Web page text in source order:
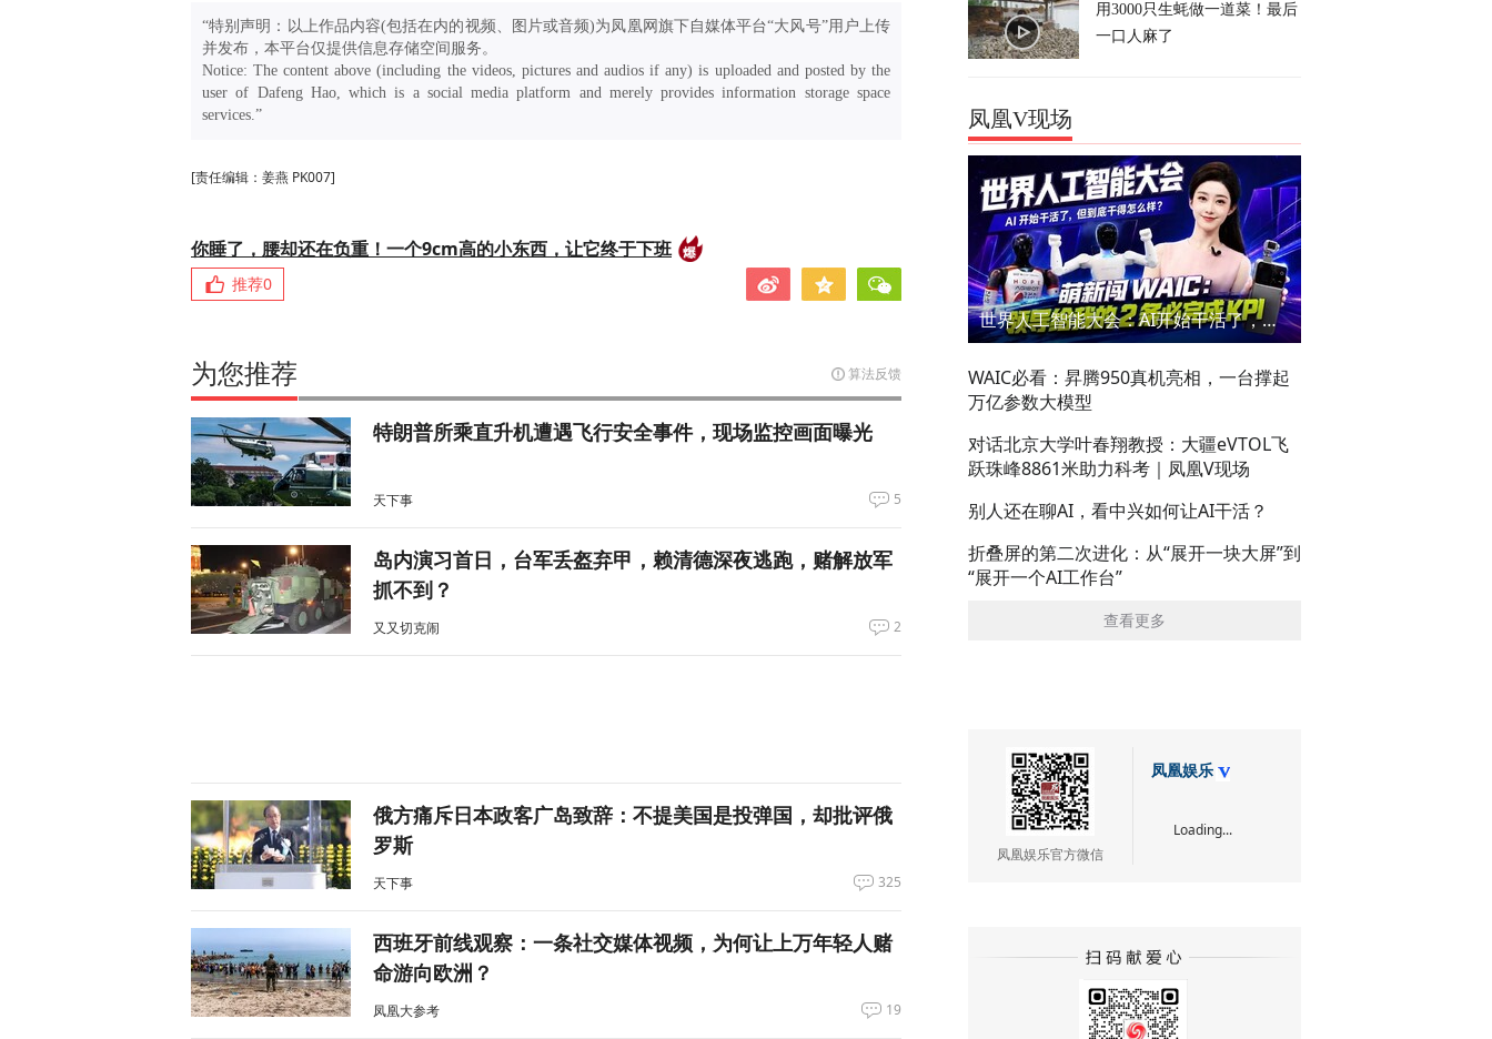
“特别声明：以上作品内容(包括在内的视频、图片或音频)为凤凰网旗下自媒体平台“大风号”用户上传
并发布，本平台仅提供信息存储空间服务。
Notice: The content above (including the videos, pictures and audios if any) is uploaded and posted by the
user of Dafeng Hao, which is a social media platform and merely provides information storage space
services.”
[责任编辑：姜燕 PK007]
你睡了，腰却还在负重！一个9cm高的小东西，让它终于下班
推荐0
为您推荐 算法反馈
特朗普所乘直升机遭遇飞行安全事件，现场监控画面曝光
天下事 5
岛内演习首日，台军丢盔弃甲，赖清德深夜逃跑，赌解放军
抓不到？
又又切克闹 2
俄方痛斥日本政客广岛致辞：不提美国是投弹国，却批评俄
罗斯
天下事 325
西班牙前线观察：一条社交媒体视频，为何让上万年轻人赌
命游向欧洲？
凤凰大参考 19
用3000只生蚝做一道菜！最后
一口人麻了
凤凰V现场
世界人工智能大会：AI开始干活了，但到底干的怎么样？萌新闯WAIC
WAIC必看：昇腾950真机亮相，一台撑起
万亿参数大模型
对话北京大学叶春翔教授：大疆eVTOL飞
跃珠峰8861米助力科考｜凤凰V现场
别人还在聊AI，看中兴如何让AI干活？
折叠屏的第二次进化：从“展开一块大屏”到
“展开一个AI工作台”
查看更多
凤凰娱乐官方微信
凤凰娱乐
Loading...